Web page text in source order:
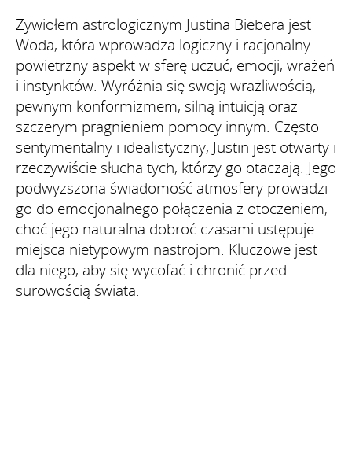
Żywiołem astrologicznym Justina Biebera jest
Woda, która wprowadza logiczny i racjonalny
powietrzny aspekt w sferę uczuć, emocji, wrażeń
i instynktów. Wyróżnia się swoją wrażliwością,
pewnym konformizmem, silną intuicją oraz
szczerym pragnieniem pomocy innym. Często
sentymentalny i idealistyczny, Justin jest otwarty i
rzeczywiście słucha tych, którzy go otaczają. Jego
podwyższona świadomość atmosfery prowadzi
go do emocjonalnego połączenia z otoczeniem,
choć jego naturalna dobroć czasami ustępuje
miejsca nietypowym nastrojom. Kluczowe jest
dla niego, aby się wycofać i chronić przed
surowością świata.